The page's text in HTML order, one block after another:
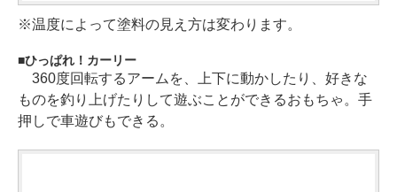
※温度によって塗料の見え方は変わります。
ひっぱれ！カーリー
360度回転するアームを、上下に動かしたり、好きな
ものを釣り上げたりして遊ぶことができるおもちゃ。手
押しで車遊びもできる。